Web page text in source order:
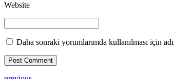
Website
Daha sonraki yorumlarımda kullanılması için
Post Comment